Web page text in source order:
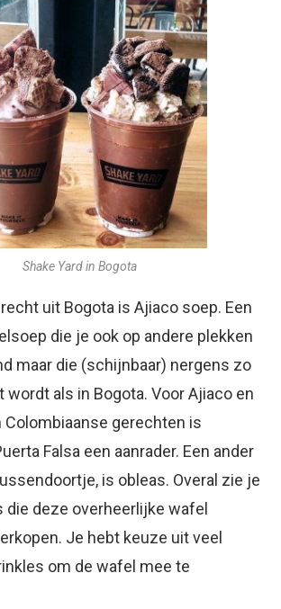
Shake Yard in Bogota
uit Bogota is Ajiaco soep. Een
die je ook op andere plekken
maar die (schijnbaar) nergens zo
wordt als in Bogota. Voor Ajiaco en
Colombiaanse gerechten is
Falsa een aanrader. Een ander
is obleas. Overal zie je
deze overheerlijke wafel
Je hebt keuze uit veel
om de wafel mee te